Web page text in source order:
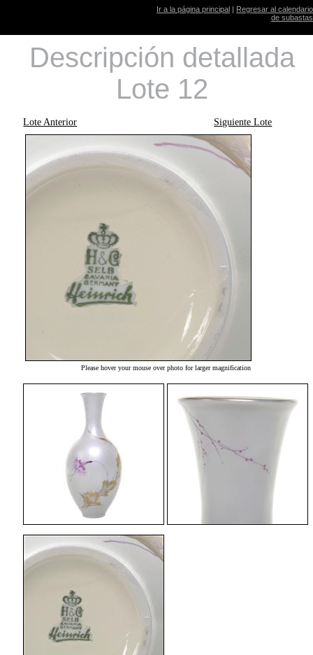
Ir a la página principal | Regresar al calendario
de subastas
Descripción detallada
Lote 12
Lote Anterior Siguiente Lote
Please hover your mouse over photo for larger magnification